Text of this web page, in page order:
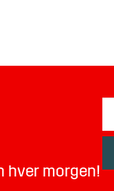
hver morgen!